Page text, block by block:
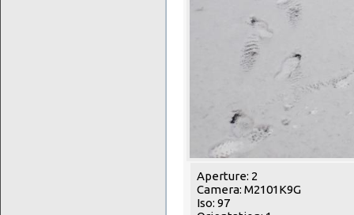
Aperture: 2
Camera: M2101K9G
Iso: 97